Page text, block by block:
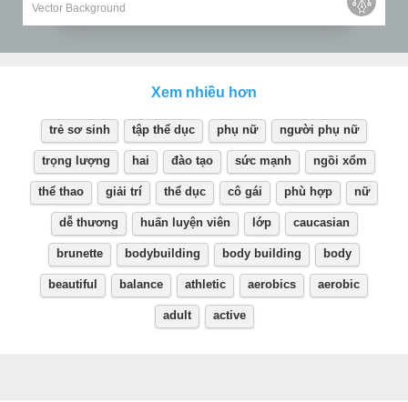
Vector Background
Xem nhiều hơn
trẻ sơ sinh tập thể dục phụ nữ người phụ nữ
trọng lượng hai đào tạo sức mạnh ngồi xổm
thể thao giải trí thể dục cô gái phù hợp nữ
dễ thương huấn luyện viên lớp caucasian
brunette bodybuilding body building body
beautiful balance athletic aerobics aerobic
adult active